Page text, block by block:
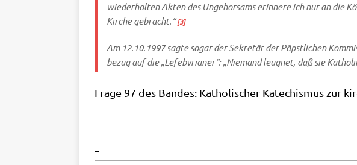
wie­der­hol­ten Akten des Unge­hor­sams erin­ne­re ich nur an die
Kir­che gebracht.“[3]
Am 12.10.1997 sag­te sogar der Sekre­tär der Päpst­li­chen
bezug auf die „Lefeb­vria­ner“: „Nie­mand leug­net, daß sie
Fra­ge 97 des Ban­des: Katho­li­scher Kate­chis­mus zur
-